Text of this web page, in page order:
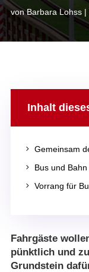
vonBarbara Lohss|
Inhalt
5 Gemeinsam
5 Bus und
5 Vorrang für
Fahrgäste
pünktlich und
Grundstein